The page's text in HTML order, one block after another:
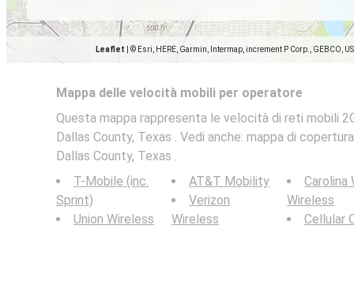
Leaflet © Esri, HERE, Garmin, Intermap, increment P Corp., GEBCO,
Mappa delle velocità mobili per operatore
Questa mappa rappresenta le velocità di reti mobili
Dallas County, Texas . Vedi anche: mappa di
Dallas County, Texas .
T-Mobile (inc.
Sprint)
Union Wireless
AT&T Mobility
Verizon
Wireless
Carolina
Wireless
Cellular